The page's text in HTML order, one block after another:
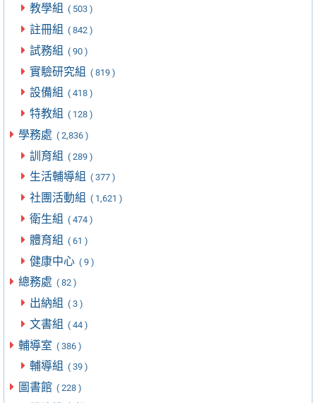
教學組 ( 503 )
註冊組 ( 842 )
試務組 ( 90 )
實驗研究組 ( 819 )
設備組 ( 418 )
特教組 ( 128 )
學務處 ( 2,836 )
訓育組 ( 289 )
生活輔導組 ( 377 )
社團活動組 ( 1,621 )
衛生組 ( 474 )
體育組 ( 61 )
健康中心 ( 9 )
總務處 ( 82 )
出納組 ( 3 )
文書組 ( 44 )
輔導室 ( 386 )
輔導組 ( 39 )
圖書館 ( 228 )